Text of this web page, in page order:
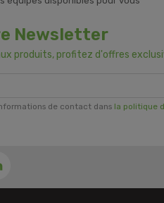
Newsletter
produits, profitez d'offres
de contact dans la politique